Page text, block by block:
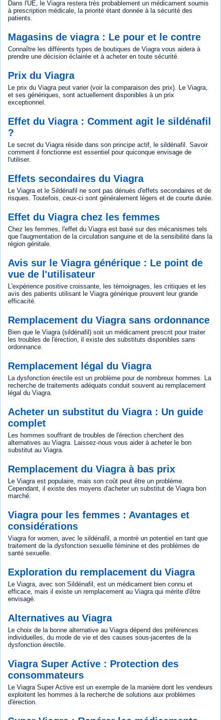
Dans l'UE, le Viagra restera très probablement un médicament soumis
à prescription médicale, la priorité étant donnée à la sécurité des
patients.
Magasins de viagra : Le pour et le contre
Connaître les différents types de boutiques de Viagra vous aidera à
prendre une décision éclairée et à acheter en toute sécurité.
Prix du Viagra
Le prix du Viagra peut varier (voir la comparaison des prix). Le Viagra,
et ses génériques, sont actuellement disponibles à un prix
exceptionnel.
Effet du Viagra : Comment agit le sildénafil
?
Le secret du Viagra réside dans son principe actif, le sildénafil. Savoir
comment il fonctionne est essentiel pour quiconque envisage de
l'utiliser.
Effets secondaires du Viagra
Le Viagra et le Sildénafil ne sont pas dénués d'effets secondaires et de
risques. Toutefois, ceux-ci sont généralement légers et de courte durée.
Effet du Viagra chez les femmes
Chez les femmes, l'effet du Viagra est basé sur des mécanismes tels
que l'augmentation de la circulation sanguine et de la sensibilité dans la
région génitale.
Avis sur le Viagra générique : Le point de
vue de l'utilisateur
L'expérience positive croissante, les témoignages, les critiques et les
avis des patients utilisant le Viagra générique prouvent leur grande
efficacité.
Remplacement du Viagra sans ordonnance
Bien que le Viagra (sildénafil) soit un médicament prescrit pour traiter
les troubles de l'érection, il existe des substituts disponibles sans
ordonnance.
Remplacement légal du Viagra
La dysfonction érectile est un problème pour de nombreux hommes. La
recherche de traitements adéquats conduit souvent au remplacement
légal du Viagra.
Acheter un substitut du Viagra : Un guide
complet
Les hommes souffrant de troubles de l'érection cherchent des
alternatives au Viagra. Laissez-nous vous aider à acheter le bon
substitut au Viagra.
Remplacement du Viagra à bas prix
Le Viagra est populaire, mais son coût peut être un problème.
Cependant, il existe des moyens d'acheter un substitut de Viagra bon
marché.
Viagra pour les femmes : Avantages et
considérations
Viagra for women, avec le sildénafil, a montré un potentiel en tant que
traitement de la dysfonction sexuelle féminine et des problèmes de
santé sexuelle.
Exploration du remplacement du Viagra
Le Viagra, avec son Sildénafil, est un médicament bien connu et
efficace, mais il existe un remplacement au Viagra qui mérite d'être
envisagé.
Alternatives au Viagra
Le choix de la bonne alternative au Viagra dépend des préférences
individuelles, du mode de vie et des causes sous-jacentes de la
dysfonction érectile.
Viagra Super Active : Protection des
consommateurs
Le Viagra Super Active est un exemple de la manière dont les vendeurs
exploitent les hommes à la recherche de solutions aux problèmes
d'érection.